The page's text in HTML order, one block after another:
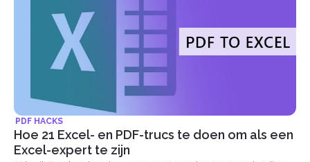
PDF HACKS
Hoe 21 Excel- en PDF-trucs te doen om als een
Excel-expert te zijn